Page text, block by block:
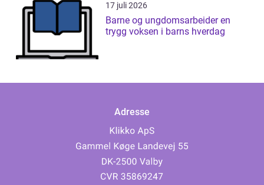
17 juli 2026
Barne og ungdomsarbeider en
trygg voksen i barns hverdag
Adresse